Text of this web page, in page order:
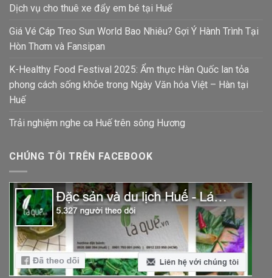
Dịch vụ cho thuê xe đẩy em bé tại Huế
Giá Vé Cáp Treo Sun World Bao Nhiêu? Gợi Ý Hành Trình Tại
Hòn Thơm và Fansipan
K-Healthy Food Festival 2025: Ẩm thực Hàn Quốc lan tỏa
phong cách sống khỏe trong Ngày Văn hóa Việt – Hàn tại
Huế
Trải nghiệm nghe ca Huế trên sông Hương
CHÚNG TÔI TRÊN FACEBOOK